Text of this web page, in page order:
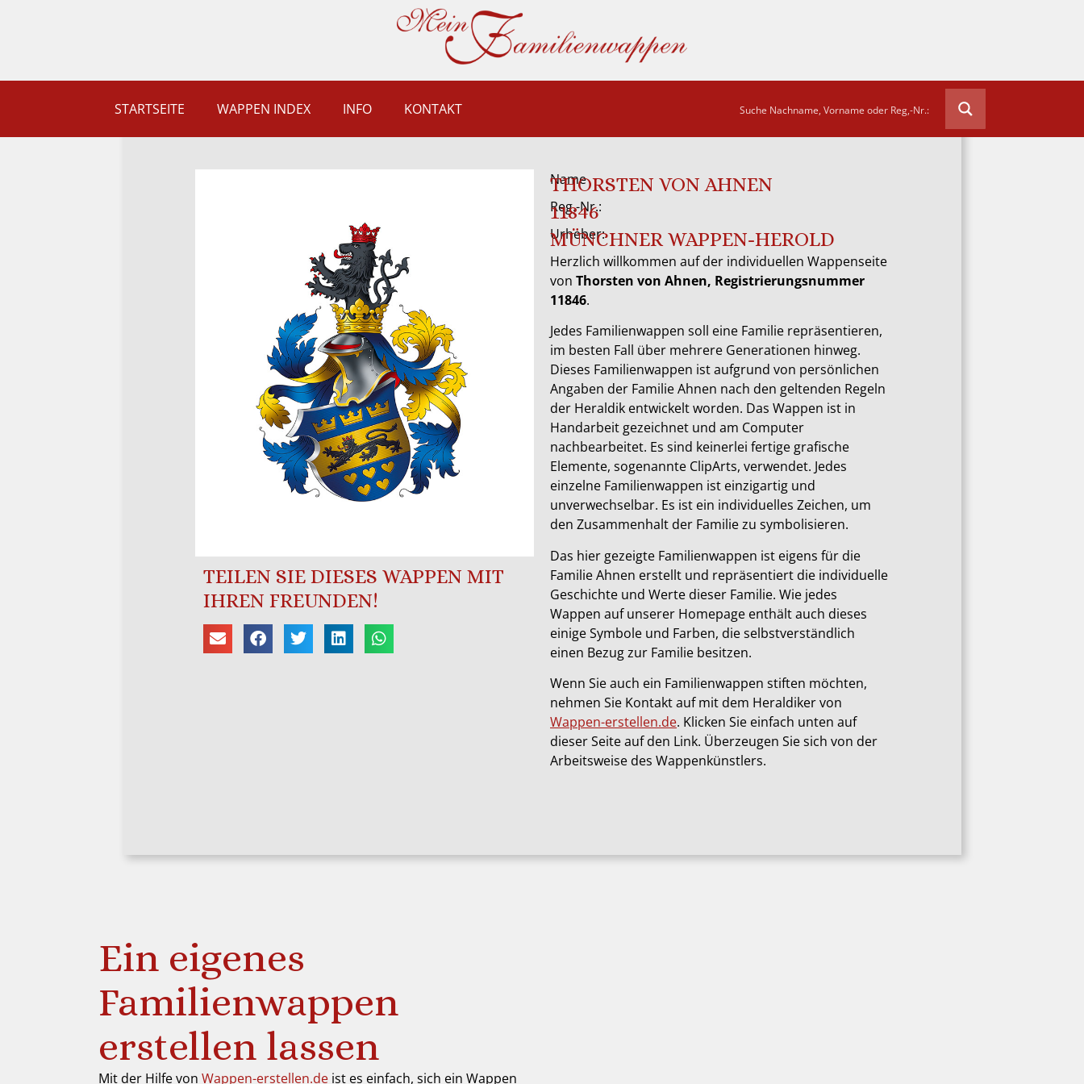
STARTSEITE WAPPEN INDEX INFO KONTAKT
TEILEN SIE DIESES WAPPEN MIT
IHREN FREUNDEN!
Name
THORSTEN VON AHNEN
Reg.-Nr.:
11846
Urheber:
MÜNCHNER WAPPEN-HEROLD
Herzlich willkommen auf der individuellen Wappenseite
von Thorsten von Ahnen, Registrierungsnummer
11846.
Jedes Familienwappen soll eine Familie repräsentieren,
im besten Fall über mehrere Generationen hinweg.
Dieses Familienwappen ist aufgrund von persönlichen
Angaben der Familie Ahnen nach den geltenden Regeln
der Heraldik entwickelt worden. Das Wappen ist in
Handarbeit gezeichnet und am Computer
nachbearbeitet. Es sind keinerlei fertige grafische
Elemente, sogenannte ClipArts, verwendet. Jedes
einzelne Familienwappen ist einzigartig und
unverwechselbar. Es ist ein individuelles Zeichen, um
den Zusammenhalt der Familie zu symbolisieren.
Das hier gezeigte Familienwappen ist eigens für die
Familie Ahnen erstellt und repräsentiert die individuelle
Geschichte und Werte dieser Familie. Wie jedes
Wappen auf unserer Homepage enthält auch dieses
einige Symbole und Farben, die selbstverständlich
einen Bezug zur Familie besitzen.
Wenn Sie auch ein Familienwappen stiften möchten,
nehmen Sie Kontakt auf mit dem Heraldiker von
Wappen-erstellen.de. Klicken Sie einfach unten auf
dieser Seite auf den Link. Überzeugen Sie sich von der
Arbeitsweise des Wappenkünstlers.
Ein eigenes
Familienwappen
erstellen lassen
Mit der Hilfe von Wappen-erstellen.de ist es einfach, sich ein Wappen